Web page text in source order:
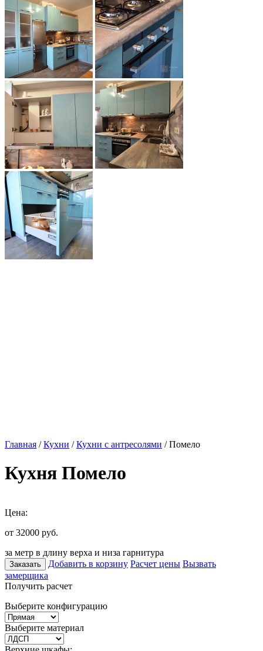
Главная /Кухни /Кухни с антресолями / Помело
Кухня Помело
Цена:
от 32000 руб.
за метр в длину верха и низа гарнитура
Заказать Добавить в корзину Расчет цены Вызвать
замерщика
Получить расчет
Выберите конфигурацию
Выберите материал